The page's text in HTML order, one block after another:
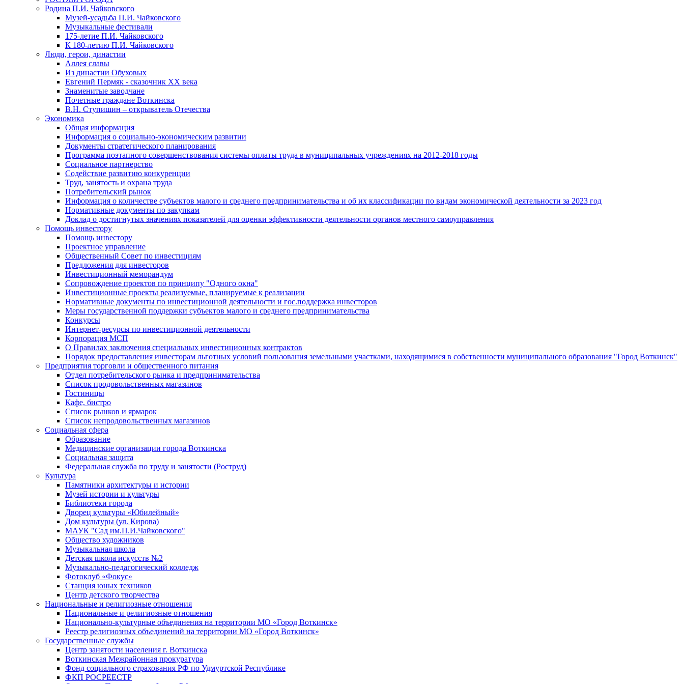
Родина П.И. Чайковского
Музей-усадьба П.И. Чайковского
Музыкальные фестивали
175-летие П.И. Чайковского
К 180-летию П.И. Чайковского
Люди, герои, династии
Аллея славы
Из династии Обуховых
Евгений Пермяк - сказочник XX века
Знаменитые заводчане
Почетные граждане Воткинска
В.Н. Ступишин – открыватель Отечества
Экономика
Общая информация
Информация о социально-экономическим развитии
Документы стратегического планирования
Программа поэтапного совершенствования системы оплаты труда в муниципальных учреждениях на 2012-2018 годы
Социальное партнерство
Содействие развитию конкуренции
Труд, занятость и охрана труда
Потребительский рынок
Информация о количестве субъектов малого и среднего предпринимательства и об их классификации по видам экономической деятельности за 2023 год
Нормативные документы по закупкам
Доклад о достигнутых значениях показателей для оценки эффективности деятельности органов местного самоуправления
Помощь инвестору
Помощь инвестору
Проектное управление
Общественный Совет по инвестициям
Предложения для инвесторов
Инвестиционный меморандум
Сопровождение проектов по принципу "Oдного окна"
Инвестиционные проекты реализуемые, планируемые к реализации
Нормативные документы по инвестиционной деятельности и гос.поддержка инвесторов
Меры государственной поддержки субъектов малого и среднего предпринимательства
Конкурсы
Интернет-ресурсы по инвестиционной деятельности
Корпорация МСП
О Правилах заключения специальных инвестиционных контрактов
Порядок предоставления инвесторам льготных условий пользования земельными участками, находящимися в собственности муниципального образования "Город Воткинск"
Предприятия торговли и общественного питания
Отдел потребительского рынка и предпринимательства
Список продовольственных магазинов
Гостиницы
Кафе, бистро
Cписок рынков и ярмарок
Список непродовольственных магазинов
Социальная сфера
Образование
Медицинские организации города Воткинска
Социальная защита
Федеральная служба по труду и занятости (Роструд)
Культура
Памятники архитектуры и истории
Музей истории и культуры
Библиотеки города
Дворец культуры «Юбилейный»
Дом культуры (ул. Кирова)
МАУК "Сад им.П.И.Чайковского"
Общество художников
Музыкальная школа
Детская школа искусств №2
Музыкально-педагогический колледж
Фотоклуб «Фокус»
Станция юных техников
Центр детского творчества
Национальные и религиозные отношения
Национальные и религиозные отношения
Национально-культурные объединения на территории МО «Город Воткинск»
Реестр религиозных объединений на территории МО «Город Воткинск»
Государственные службы
Центр занятости населения г. Воткинска
Воткинская Межрайонная прокуратура
Фонд социального страхования РФ по Удмуртской Республике
ФКП РОСРЕЕСТР